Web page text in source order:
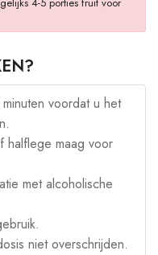
voordat u het
halflege maag voor
met alcoholische
niet overschrijden.